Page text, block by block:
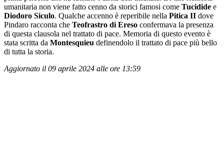
umanitaria non viene fatto cenno da storici famosi come Tucidide e
Diodoro Siculo. Qualche accenno è reperibile nella Pitica II dove
Pindaro racconta che Teofrastro di Ereso confermava la presenza
di questa clausola nel trattato di pace. Memoria di questo evento è
stata scritta da Montesquieu definendolo il trattato di pace più bello
di tutta la storia.
Aggiornato il 09 aprile 2024 alle ore 13:59